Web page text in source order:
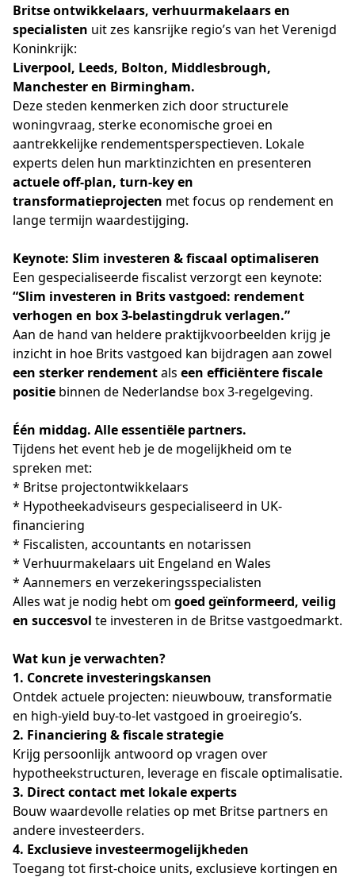
Britse ontwikkelaars, verhuurmakelaars en
specialisten uit zes kansrijke regio’s van het Verenigd
Koninkrijk:
Liverpool, Leeds, Bolton, Middlesbrough,
Manchester en Birmingham.
Deze steden kenmerken zich door structurele
woningvraag, sterke economische groei en
aantrekkelijke rendementsperspectieven. Lokale
actuele off-plan, turn-key en
transformatieprojecten met focus op rendement en
lange termijn waardestijging.
Keynote: Slim investeren & fiscaal optimaliseren
Een gespecialiseerde fiscalist verzorgt een keynote:
“Slim investeren in Brits vastgoed: rendement
verhogen en box 3-belastingdruk verlagen.”
Aan de hand van heldere praktijkvoorbeelden krijg je
een sterker rendement als een efficiëntere fiscale
positie binnen de Nederlandse box 3-regelgeving.
Één middag. Alle essentiële partners.
Tijdens het event heb je de mogelijkheid om te
spreken met:
* Britse projectontwikkelaars
* Hypotheekadviseurs gespecialiseerd in UK-
financiering
* Fiscalisten, accountants en notarissen
* Verhuurmakelaars uit Engeland en Wales
* Aannemers en verzekeringsspecialisten
Alles wat je nodig hebt om goed geïnformeerd, veilig
en succesvol te investeren in de Britse vastgoedmarkt.
Wat kun je verwachten?
1. Concrete investeringskansen
Ontdek actuele projecten: nieuwbouw, transformatie
en high-yield buy-to-let vastgoed in groeiregio’s.
2. Financiering & fiscale strategie
Krijg persoonlijk antwoord op vragen over
hypotheekstructuren, leverage en fiscale optimalisatie.
3. Direct contact met lokale experts
Bouw waardevolle relaties op met Britse partners en
andere investeerders.
4. Exclusieve investeermogelijkheden
Toegang tot first-choice units, exclusieve kortingen en